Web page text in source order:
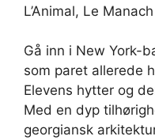
L’Animal, Le Manach
Gå inn i New York-
som paret allerede
Elevens hytter og
Med en dyp
georgiansk